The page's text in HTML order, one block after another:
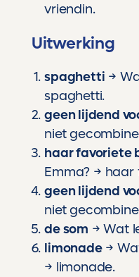
vriendin.
Uitwerking
spaghetti →
spaghetti.
geen lijdend
niet
haar favoriete
Emma? → haar
geen lijdend
niet
de som → Wat
limonade→
→ limonade.